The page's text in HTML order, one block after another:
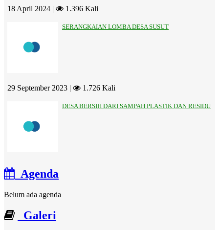
18 April 2024 | 1.396 Kali
SERANGKAIAN LOMBA DESA SUSUT
29 September 2023 | 1.726 Kali
DESA BERSIH DARI SAMPAH PLASTIK DAN RESIDU
Agenda
Belum ada agenda
Galeri